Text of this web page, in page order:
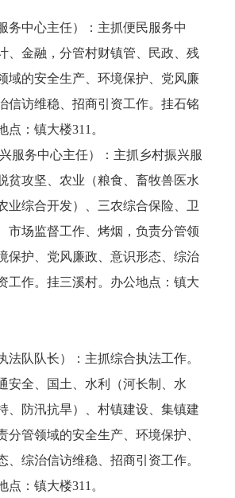
中心主任）：主抓便民服务中
、金融，分管村财镇管、民政、残
域的安全生产、环境保护、党风廉
信访维稳、招商引资工作。挂石铭
：镇大楼311。
务中心主任）：主抓乡村振兴服
贫攻坚、农业（粮食、畜牧兽医水
业综合开发）、三农综合保险、卫
市场监督工作、烤烟，负责分管领
保护、党风廉政、意识形态、综治
工作。挂三溪村。办公地点：镇大
队队长）：主抓综合执法工作。
安全、国土、水利（河长制、水
、防汛抗旱）、村镇建设、集镇建
分管领域的安全生产、环境保护、
、综治信访维稳、招商引资工作。
：镇大楼311。